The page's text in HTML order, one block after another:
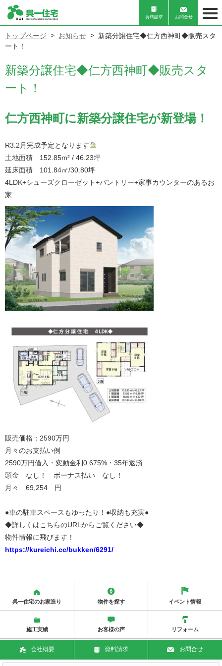
資料請求 お問合せ
トップページ お知らせ
新築分譲住宅◆仁方西神町◆販売スタ
ート！
新築分譲住宅◆仁方西神町◆販売スタ
ート！
仁方西神町に新築分譲住宅が新登場！
R3.2月完成予定となります
土地面積 152.85m² / 46.23坪
延床面積 101.84㎡/30.80坪
4LDK+シューズクローゼット+パントリー+家事カウンターのあるお
家
販売価格：2590万円
月々のお支払い例
2590万円借入・変動金利0.675%・35年返済
頭金 なし！ ボーナス払い なし！
月々 69,254 円
●車の駐車スペースもゆったり！●収納も充実●
◆詳しくはこちらのURLからご覧ください◆
物件情報に飛びます！
https://kureichi.cc/bukken/6291/
呉一住宅のお家造り 物件を探す イベント情報
施工実績 お客様の声 リフォーム
会社概要 資料請求 お問合せ